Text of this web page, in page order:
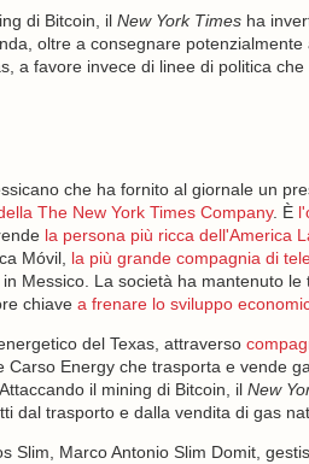
di Bitcoin, il New York Timesha
oltre a consegnare
a favore invece di linee di politica
che ha fornito al giornale un
The New York Times Company. È
la persona più ricca dell'America
Móvil, la più grande compagnia di
Messico. La società ha mantenuto
chiave a frenare lo sviluppo
del Texas, attraverso
Carso Energy che trasporta e vende
il mining di Bitcoin, il New
dal trasporto e dalla vendita di gas
Slim, Marco Antonio Slim Domit,